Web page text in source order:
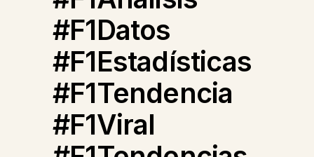
#F1Datos
#F1Estadísticas
#F1Tendencia
#F1Viral